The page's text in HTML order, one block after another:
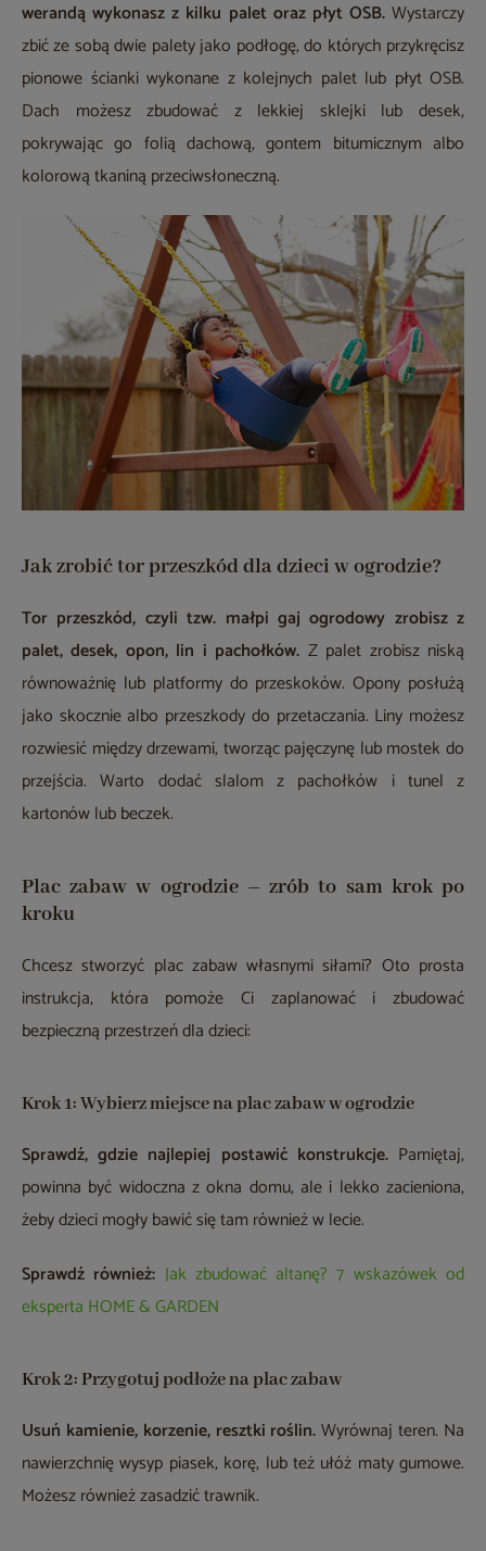
werandą wykonasz z kilku palet oraz płyt OSB. Wystarczy
zbić ze sobą dwie palety jako podłogę, do których przykręcisz
pionowe ścianki wykonane z kolejnych palet lub płyt OSB.
Dach możesz zbudować z lekkiej sklejki lub desek,
pokrywając go folią dachową, gontem bitumicznym albo
kolorową tkaniną przeciwsłoneczną.
Jak zrobić tor przeszkód dla dzieci w ogrodzie?
Tor przeszkód, czyli tzw. małpi gaj ogrodowy zrobisz z
palet, desek, opon, lin i pachołków. Z palet zrobisz niską
równoważnię lub platformy do przeskoków. Opony posłużą
jako skocznie albo przeszkody do przetaczania. Liny możesz
rozwiesić między drzewami, tworząc pajęczynę lub mostek do
przejścia. Warto dodać slalom z pachołków i tunel z
kartonów lub beczek.
Plac zabaw w ogrodzie – zrób to sam krok po
kroku
Chcesz stworzyć plac zabaw własnymi siłami? Oto prosta
instrukcja, która pomoże Ci zaplanować i zbudować
bezpieczną przestrzeń dla dzieci:
Krok 1: Wybierz miejsce na plac zabaw w ogrodzie
Sprawdź, gdzie najlepiej postawić konstrukcje. Pamiętaj,
powinna być widoczna z okna domu, ale i lekko zacieniona,
żeby dzieci mogły bawić się tam również w lecie.
Sprawdź również: Jak zbudować altanę? 7 wskazówek od
eksperta HOME & GARDEN
Krok 2: Przygotuj podłoże na plac zabaw
Usuń kamienie, korzenie, resztki roślin.Wyrównaj teren. Na
nawierzchnię wysyp piasek, korę, lub też ułóż maty gumowe.
Możesz również zasadzić trawnik.